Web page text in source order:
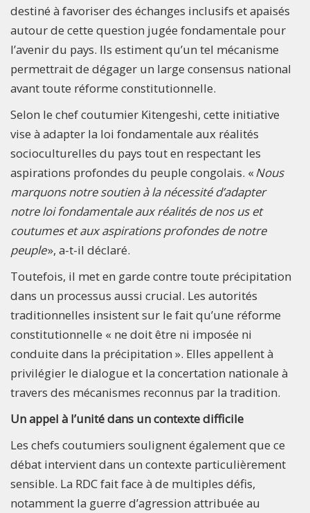
destiné à favoriser des échanges inclusifs et apaisés
autour de cette question jugée fondamentale pour
l’avenir du pays. Ils estiment qu’un tel mécanisme
permettrait de dégager un large consensus national
avant toute réforme constitutionnelle.
Selon le chef coutumier Kitengeshi, cette initiative
vise à adapter la loi fondamentale aux réalités
socioculturelles du pays tout en respectant les
aspirations profondes du peuple congolais. «Nous
marquons notre soutien à la nécessité d’adapter
notre loi fondamentale aux réalités de nos us et
coutumes et aux aspirations profondes de notre
peuple», a-t-il déclaré.
Toutefois, il met en garde contre toute précipitation
dans un processus aussi crucial. Les autorités
traditionnelles insistent sur le fait qu’une réforme
constitutionnelle « ne doit être ni imposée ni
conduite dans la précipitation ». Elles appellent à
privilégier le dialogue et la concertation nationale à
travers des mécanismes reconnus par la tradition.
Un appel à l’unité dans un contexte difficile
Les chefs coutumiers soulignent également que ce
débat intervient dans un contexte particulièrement
sensible. La RDC fait face à de multiples défis,
notamment la guerre d’agression attribuée au